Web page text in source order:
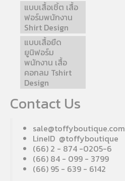
แบบเสื้อเชิ้ต เสื้อ
ฟอร์มพนักงาน
Shirt Design
แบบเสื้อยืด
ยูนิฟอร์ม
พนักงาน เสื้อ
คอกลม Tshirt
Design
Contact Us
sale@toffyboutique.com
LineID @toffyboutique
(66) 2 - 874 -0205-6
(66) 84 - 099 - 3799
(66) 95 - 639 - 6142